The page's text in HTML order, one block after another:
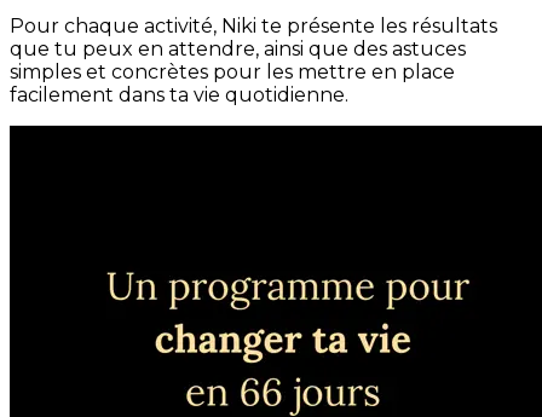
Pour chaque activité, Niki te présente les résultats
que tu peux en attendre, ainsi que des astuces
simples et concrètes pour les mettre en place
facilement dans ta vie quotidienne.